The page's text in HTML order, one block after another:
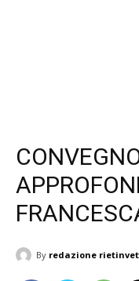
By redazione